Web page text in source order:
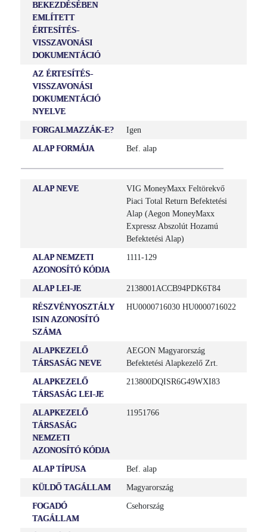
BEKEZDÉSÉBEN
EMLÍTETT
ÉRTESÍTÉS-
VISSZAVONÁSI
DOKUMENTÁCIÓ
AZ ÉRTESÍTÉS-
VISSZAVONÁSI
DOKUMENTÁCIÓ
NYELVE
FORGALMAZZÁK-E? Igen
ALAP FORMÁJA Bef. alap
ALAP NEVE
VIG MoneyMaxx Feltörekvő
Piaci Total Return Befektetési
Alap (Aegon MoneyMaxx
Expressz Abszolút Hozamú
Befektetési Alap)
ALAP NEMZETI
AZONOSÍTÓ KÓDJA
1111-129
ALAP LEI-JE 2138001ACCB94PDK6T84
RÉSZVÉNYOSZTÁLY
ISIN AZONOSÍTÓ
SZÁMA
HU0000716030 HU0000716022
ALAPKEZELŐ
TÁRSASÁG NEVE
AEGON Magyarország
Befektetési Alapkezelő Zrt.
ALAPKEZELŐ
TÁRSASÁG LEI-JE
213800DQISR6G49WXI83
ALAPKEZELŐ
TÁRSASÁG
NEMZETI
AZONOSÍTÓ KÓDJA
11951766
ALAP TÍPUSA Bef. alap
KÜLDŐ TAGÁLLAM Magyarország
FOGADÓ
TAGÁLLAM
Csehország